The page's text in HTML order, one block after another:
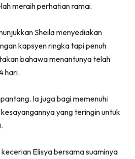
meraih perhatian ramai.
Sheila menyediakan
kapsyen ringka tapi penuh
bahawa menantunya telah
hari.
Ia juga bagi memenuhi
yang teringin untuk
Elisya bersama suaminya